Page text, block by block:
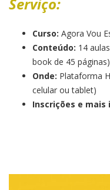
Curso: Agora Vou
Conteúdo: 14
book de 45 páginas)
Onde: Plataforma
celular ou tablet)
Inscrições e mais